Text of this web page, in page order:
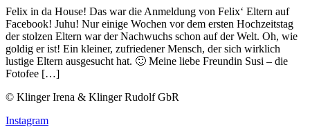
Felix in da House! Das war die Anmeldung von Felix‘ Eltern auf
Facebook! Juhu! Nur einige Wochen vor dem ersten Hochzeitstag
der stolzen Eltern war der Nachwuchs schon auf der Welt. Oh, wie
goldig er ist! Ein kleiner, zufriedener Mensch, der sich wirklich
lustige Eltern ausgesucht hat. 🙂 Meine liebe Freundin Susi – die
Fotofee […]
© Klinger Irena & Klinger Rudolf GbR
Instagram